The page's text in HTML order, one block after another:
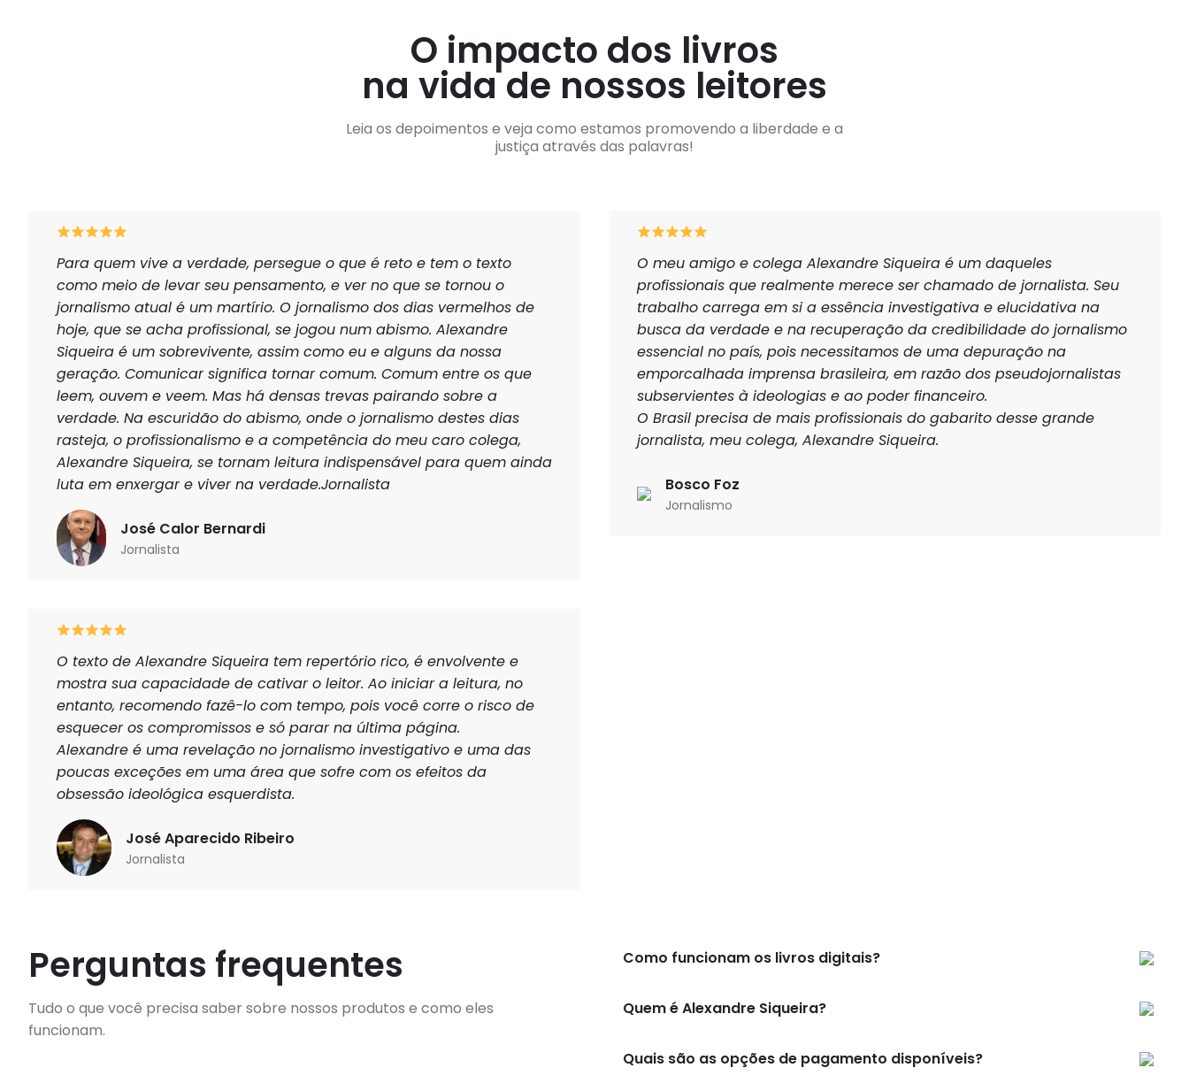
O impacto dos livros
na vida de nossos leitores
Leia os depoimentos e veja como estamos promovendo a liberdade e a
justiça através das palavras!
Para quem vive a verdade, persegue o que é reto e tem o texto
como meio de levar seu pensamento, e ver no que se tornou o
jornalismo atual é um martírio. O jornalismo dos dias vermelhos de
hoje, que se acha profissional, se jogou num abismo. Alexandre
Siqueira é um sobrevivente, assim como eu e alguns da nossa
geração. Comunicar significa tornar comum. Comum entre os que
leem, ouvem e veem. Mas há densas trevas pairando sobre a
verdade. Na escuridão do abismo, onde o jornalismo destes dias
rasteja, o profissionalismo e a competência do meu caro colega,
Alexandre Siqueira, se tornam leitura indispensável para quem ainda
luta em enxergar e viver na verdade.Jornalista
José Calor Bernardi
Jornalista
O meu amigo e colega Alexandre Siqueira é um daqueles
profissionais que realmente merece ser chamado de jornalista. Seu
trabalho carrega em si a essência investigativa e elucidativa na
busca da verdade e na recuperação da credibilidade do jornalismo
essencial no país, pois necessitamos de uma depuração na
emporcalhada imprensa brasileira, em razão dos pseudojornalistas
subservientes à ideologias e ao poder financeiro.
O Brasil precisa de mais profissionais do gabarito desse grande
jornalista, meu colega, Alexandre Siqueira.
Bosco Foz
Jornalismo
O texto de Alexandre Siqueira tem repertório rico, é envolvente e
mostra sua capacidade de cativar o leitor. Ao iniciar a leitura, no
entanto, recomendo fazê-lo com tempo, pois você corre o risco de
esquecer os compromissos e só parar na última página.
Alexandre é uma revelação no jornalismo investigativo e uma das
poucas exceções em uma área que sofre com os efeitos da
obsessão ideológica esquerdista.
José Aparecido Ribeiro
Jornalista
Perguntas frequentes
Tudo o que você precisa saber sobre nossos produtos e como eles
funcionam.
Como funcionam os livros digitais?
Quem é Alexandre Siqueira?
Quais são as opções de pagamento disponíveis?